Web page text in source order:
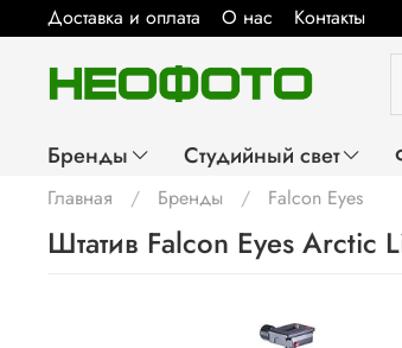
Доставка и оплата О нас Контакты
Бренды Студийный свет
Главная Бренды Falcon Eyes
Штатив Falcon Eyes Arctic